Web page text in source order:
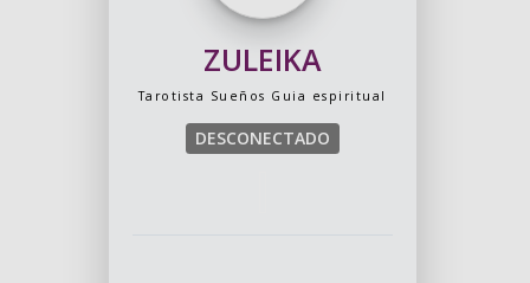
ZULEIKA
Tarotista Sueños Guia espiritual
DESCONECTADO